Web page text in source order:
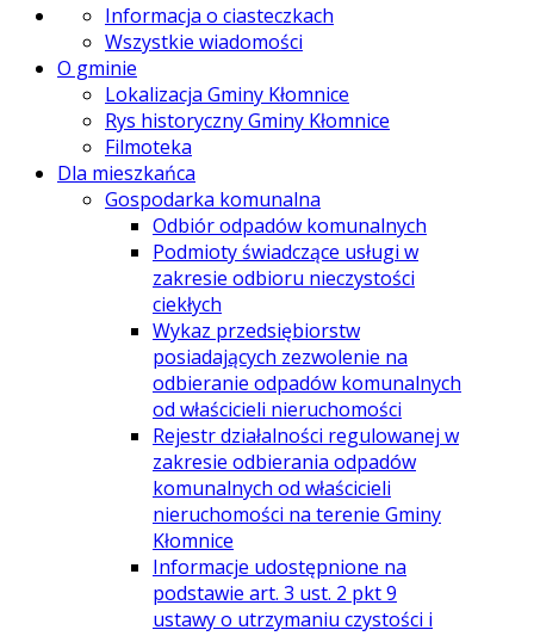
Informacja o ciasteczkach
Wszystkie wiadomości
O gminie
Lokalizacja Gminy Kłomnice
Rys historyczny Gminy Kłomnice
Filmoteka
Dla mieszkańca
Gospodarka komunalna
Odbiór odpadów komunalnych
Podmioty świadczące usługi w
zakresie odbioru nieczystości
ciekłych
Wykaz przedsiębiorstw
posiadających zezwolenie na
odbieranie odpadów komunalnych
od właścicieli nieruchomości
Rejestr działalności regulowanej w
zakresie odbierania odpadów
komunalnych od właścicieli
nieruchomości na terenie Gminy
Kłomnice
Informacje udostępnione na
podstawie art. 3 ust. 2 pkt 9
ustawy o utrzymaniu czystości i